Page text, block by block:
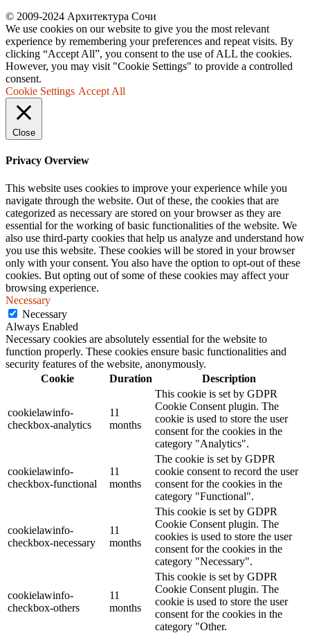
© 2009-2024 Архитектура Сочи
We use cookies on our website to give you the most relevant
experience by remembering your preferences and repeat visits. By
clicking “Accept All”, you consent to the use of ALL the cookies.
However, you may visit "Cookie Settings" to provide a controlled
consent.
Cookie Settings Accept All
Close
Privacy Overview
This website uses cookies to improve your experience while you
navigate through the website. Out of these, the cookies that are
categorized as necessary are stored on your browser as they are
essential for the working of basic functionalities of the website. We
also use third-party cookies that help us analyze and understand how
you use this website. These cookies will be stored in your browser
only with your consent. You also have the option to opt-out of these
cookies. But opting out of some of these cookies may affect your
browsing experience.
Necessary
Necessary
Always Enabled
Necessary cookies are absolutely essential for the website to
function properly. These cookies ensure basic functionalities and
security features of the website, anonymously.
Cookie
Duration Description
cookielawinfo-
checkbox-analytics
11
months
This cookie is set by GDPR
Cookie Consent plugin. The
cookie is used to store the user
consent for the cookies in the
category "Analytics".
cookielawinfo-
checkbox-functional
11
months
The cookie is set by GDPR
cookie consent to record the user
consent for the cookies in the
category "Functional".
cookielawinfo-
checkbox-necessary
11
months
This cookie is set by GDPR
Cookie Consent plugin. The
cookies is used to store the user
consent for the cookies in the
category "Necessary".
cookielawinfo-
checkbox-others
11
months
This cookie is set by GDPR
Cookie Consent plugin. The
cookie is used to store the user
consent for the cookies in the
category "Other.